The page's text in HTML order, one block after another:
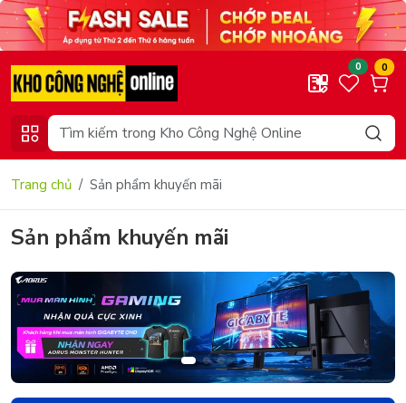
0 0
Trang chủ Sản phẩm khuyến mãi
Sản phẩm khuyến mãi